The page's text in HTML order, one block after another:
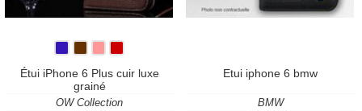
Étui iPhone 6 Plus cuir luxe
grainé
OW Collection
Etui iphone 6 bmw
BMW